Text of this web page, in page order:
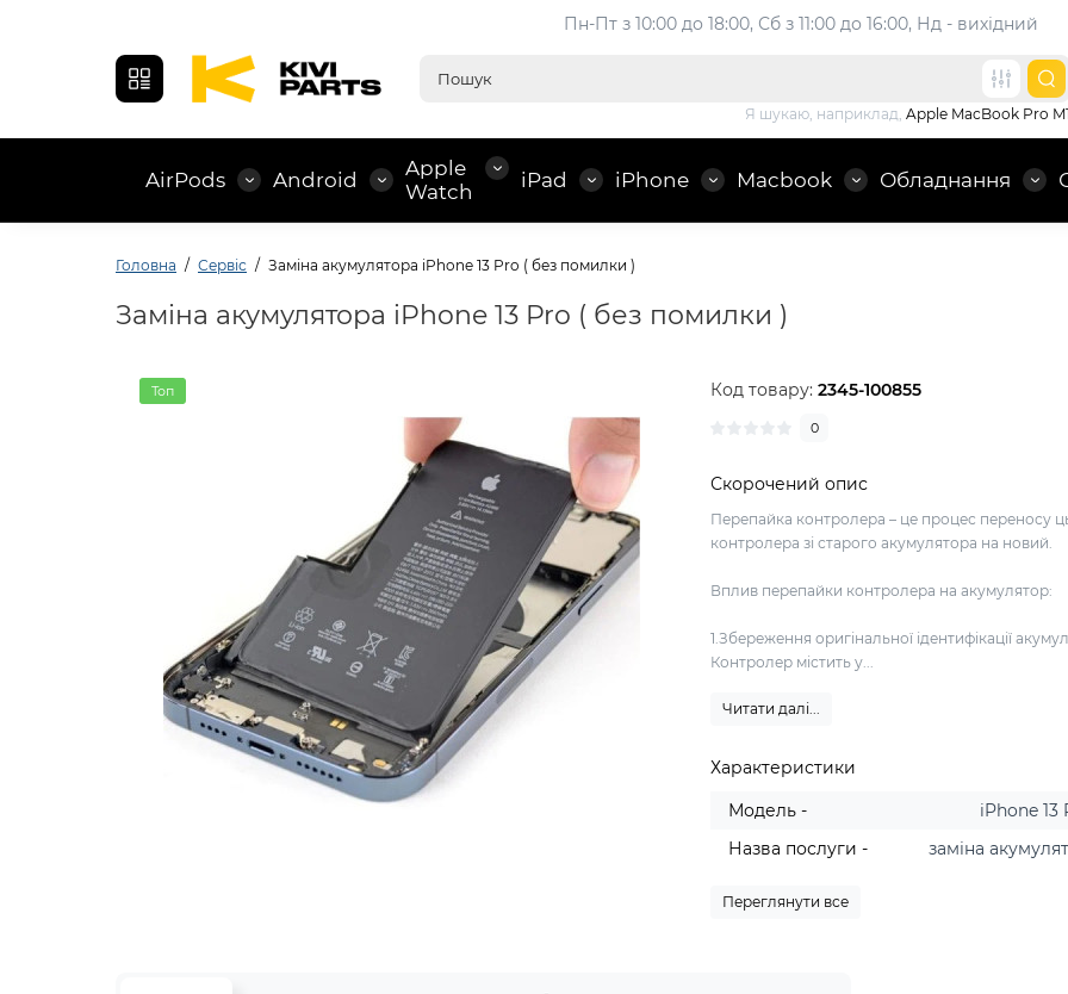
Пн-Пт з 10:00 до 18:00, Сб з 11:00 до 16:00, Нд - вихідний
Я шукаю, наприклад, Apple MacBook Pro M1
AirPods Android
Apple
Watch
iPad iPhone Macbook Обладнання
Головна Сервіс Заміна акумулятора iPhone 13 Pro ( без помилки )
Заміна акумулятора iPhone 13 Pro ( без помилки )
Топ Код товару:2345-100855
0
Скорочений опис
Перепайка контролера – це процес переносу
контролера зі старого акумулятора на новий.
Вплив перепайки контролера на акумулятор:
1.Збереження оригінальної ідентифікації
Контролер містить у...
Читати далі...
Характеристики
Модель -
iPhone 13
Назва послуги -
заміна
Переглянути все